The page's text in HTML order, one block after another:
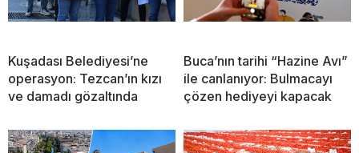
Kuşadası Belediyesi’ne
operasyon: Tezcan’ın kızı
ve damadı gözaltında
Buca’nın tarihi “Hazine Avı”
ile canlanıyor: Bulmacayı
çözen hediyeyi kapacak